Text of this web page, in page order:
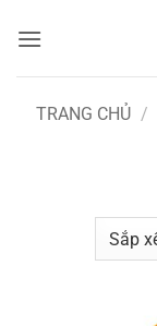
qua
TRANG CHỦ /